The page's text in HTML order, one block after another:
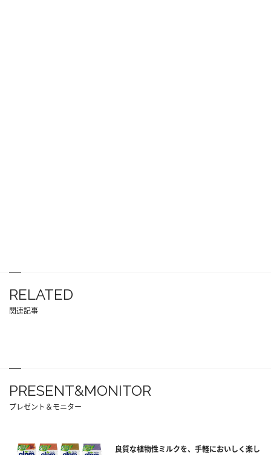
RELATED
関連記事
PRESENT&MONITOR
プレゼント＆モニター
良質な植物性ミルクを、手軽においしく楽し